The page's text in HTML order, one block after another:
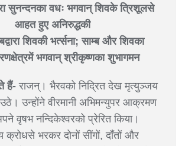
सुनन्दनका वधः भगवान् शिवके त्रिशूलसे
आहत हुए अनिरुद्धकी
शिवकी भर्त्सना; साम्ब और शिवका
भगवान् श्रीकृष्णका शुभागमन
हैं- राजन्। भैरवको निद्रित देख मृत्युञ्जय
उन्होंने वीरमानी अभिमन्युपर आक्रमण
वृषभ नन्दिकेश्वरको प्रेरित किया।
भरकर दोनों सींगों, दाँतों और